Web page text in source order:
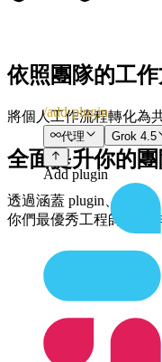
依照團隊的工
將個人工作流程轉化為
全面提升你的
透過涵蓋 plugin、技能
你們最優秀工程師的工
/add-plugin
代理 Grok 4.5
Add plugin